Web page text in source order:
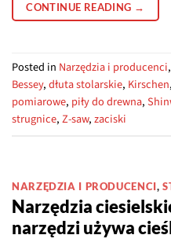
CONTINUE READING →
Posted in Narzędzia i producenci,
Bessey,dłuta stolarskie, Kirschen,
pomiarowe, piły do drewna,
strugnice,Z-saw,zaciski
NARZĘDZIA I PRODUCENCI,
Narzędzia
narzędzi używa